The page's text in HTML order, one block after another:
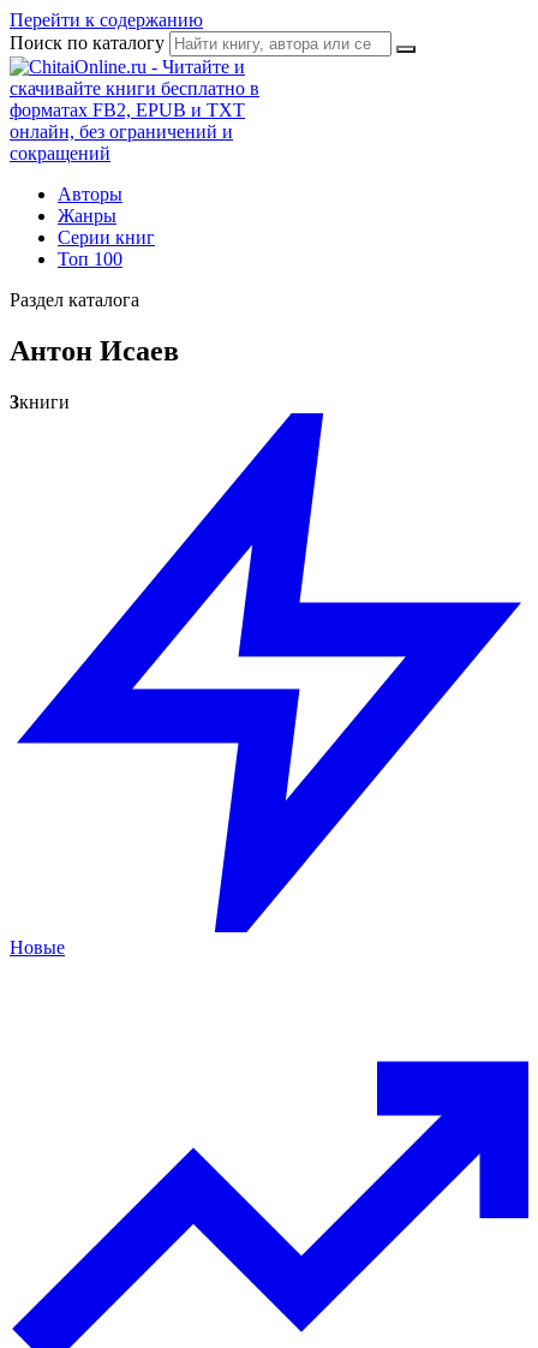
Перейти к содержанию
Поиск по каталогу
Авторы
Жанры
Серии книг
Топ 100
Раздел каталога
Антон Исаев
3книги
Новые